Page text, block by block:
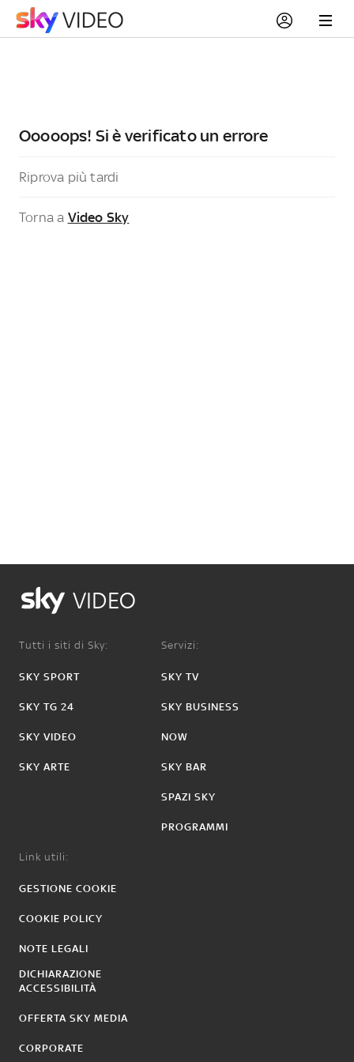
Ooooops! Si è verificato un errore
Riprova più tardi
Torna a Video Sky
VIDEO
Tutti i siti di Sky:
SKY SPORT
SKY TG 24
SKY VIDEO
SKY ARTE
Servizi:
SKY TV
SKY BUSINESS
NOW
SKY BAR
SPAZI SKY
PROGRAMMI
Link utili:
GESTIONE COOKIE
COOKIE POLICY
NOTE LEGALI
DICHIARAZIONE
ACCESSIBILITÀ
OFFERTA SKY MEDIA
CORPORATE